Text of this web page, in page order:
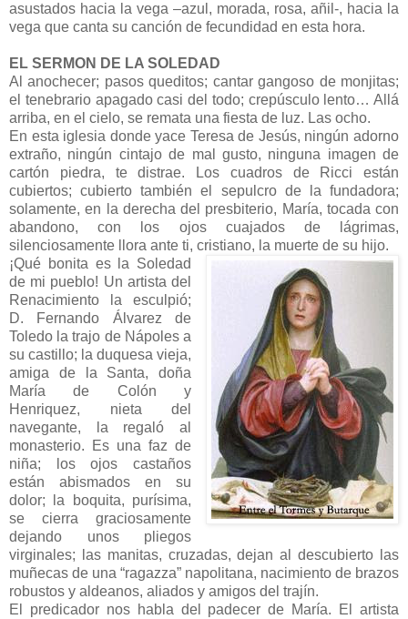
asustados hacia la vega –azul, morada, rosa, añil-, hacia la
vega que canta su canción de fecundidad en esta hora.
EL SERMON DE LA SOLEDAD
Al anochecer; pasos queditos; cantar gangoso de monjitas;
el tenebrario apagado casi del todo; crepúsculo lento… Allá
arriba, en el cielo, se remata una fiesta de luz. Las ocho.
En esta iglesia donde yace Teresa de Jesús, ningún adorno
extraño, ningún cintajo de mal gusto, ninguna imagen de
cartón piedra, te distrae. Los cuadros de Ricci están
cubiertos; cubierto también el sepulcro de la fundadora;
solamente, en la derecha del presbiterio, María, tocada con
abandono, con los ojos cuajados de lágrimas,
silenciosamente llora ante ti, cristiano, la muerte de su hijo.
¡Qué bonita es la Soledad
de mi pueblo! Un artista del
Renacimiento la esculpió;
D. Fernando Álvarez de
Toledo la trajo de Nápoles a
su castillo; la duquesa vieja,
amiga de la Santa, doña
María de Colón y
Henriquez, nieta del
navegante, la regaló al
monasterio. Es una faz de
niña; los ojos castaños
están abismados en su
dolor; la boquita, purísima,
se cierra graciosamente
dejando unos pliegos
virginales; las manitas, cruzadas, dejan al descubierto las
muñecas de una “ragazza” napolitana, nacimiento de brazos
robustos y aldeanos, aliados y amigos del trajín.
El predicador nos habla del padecer de María. El artista